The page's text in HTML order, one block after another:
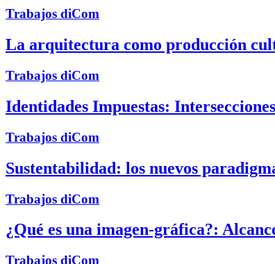
Trabajos diCom
La arquitectura como producción
Trabajos diCom
Identidades Impuestas:
Trabajos diCom
Sustentabilidad: los nuevos
Trabajos diCom
¿Qué es una imagen-gráfica?:
Trabajos diCom